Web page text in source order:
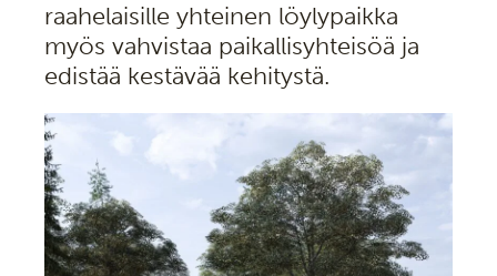
raahelaisille yhteinen löylypaikka
myös vahvistaa paikallisyhteisöä ja
edistää kestävää kehitystä.